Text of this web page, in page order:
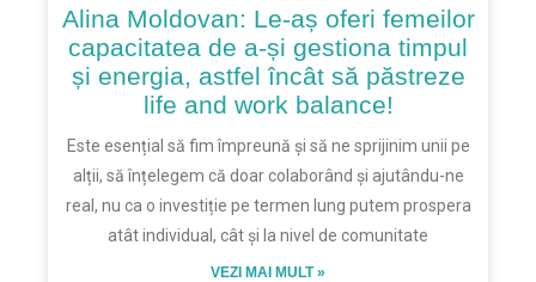
Alina Moldovan: Le-aș oferi femeilor
capacitatea de a-și gestiona timpul
și energia, astfel încât să păstreze
life and work balance!
Este esențial să fim împreună și să ne sprijinim unii pe
alții, să înțelegem că doar colaborând și ajutându-ne
real, nu ca o investiție pe termen lung putem prospera
atât individual, cât și la nivel de comunitate
VEZI MAI MULT »